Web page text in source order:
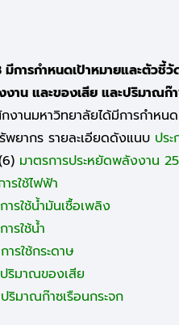
มีการกำหนดเป้าหมายและตัวชี้
าน และของเสีย และปริมาณก๊
งานมหาวิทยาลัยได้มีการกำหน
พยากร รายละเอียดดังแนบ ปร
มาตรการประหยัดพลังงาน
ารใช้ไฟฟ้า
การใช้น้ำมันเชื้อเพลิง
การใช้น้ำ
การใช้กระดาษ
ปริมาณของเสีย
ปริมาณก๊าซเรือนกระจก